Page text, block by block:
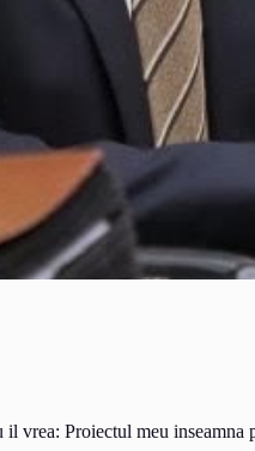
vrea: Proiectul meu inseamna